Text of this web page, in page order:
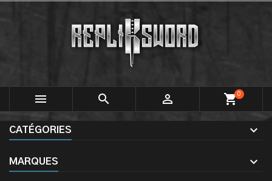
   shopping_cart0
CATÉGORIES
MARQUES